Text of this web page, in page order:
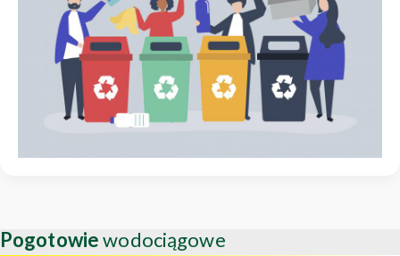
Pogotowiewodociągowe